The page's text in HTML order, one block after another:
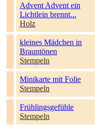
Advent Advent ein
Lichtlein brennt...
Holz
kleines Mädchen in
Brauntönen
Stempeln
Minikarte mit Folie
Stempeln
Frühlingsgefühle
Stempeln